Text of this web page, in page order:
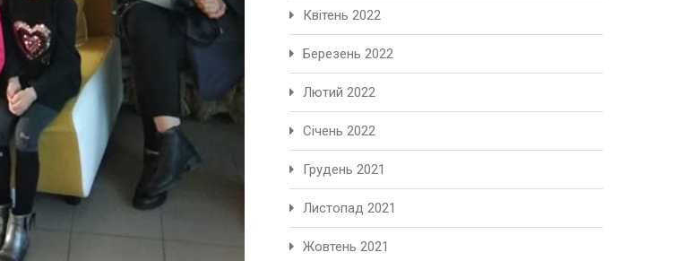
Квітень 2022
Березень 2022
Лютий 2022
Січень 2022
Грудень 2021
Листопад 2021
Жовтень 2021